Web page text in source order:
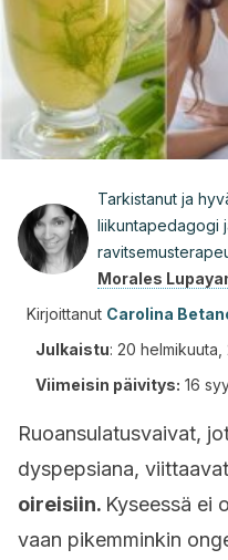
Tarkistanut ja
liikuntapedagogi
Morales
Kirjoittanut Carolina
Julkaistu: 20 helmikuuta,
Viimeisin päivitys: 16
Ruoansulatusvaivat,
dyspepsiana, viittaavat
oireisiin. Kyseessä ei
vaan pikemminkin